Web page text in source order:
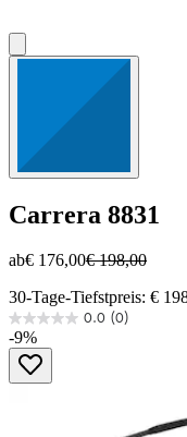
Carrera 8831
ab€ 176,00€ 198,00
30-Tage-Tiefstpreis: €
0.0 (0)
0.0
von
Sternen.
-9%